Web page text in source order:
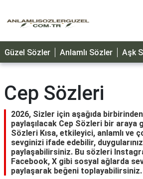
GÜZEL
SÖZLER
DOĞUM
GÜNÜ
MESAJLARI
ÖZEL
GÜNLER
DİNİ
Güzel Sözler Anlamlı Sözler Aşk
Cep Sözleri
2026, Sizler için aşağıda
paylaşılacak Cep Sözleri bir araya
Sözleri Kısa, etkileyici, anlamlı ve
sevginizi ifade edebilir,
paylaşabilirsiniz. Bu sözleri
Facebook, X gibi sosyal ağlarda
paylaşarak beğeni toplayabilirsiniz.